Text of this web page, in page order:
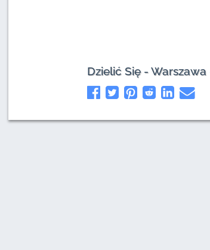
Dzielić Się -